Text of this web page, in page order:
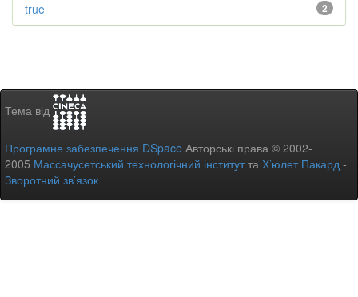
2
true
Тема від
Програмне забезпечення DSpace Авторські права © 2002-
2005 Массачусетський технологічний інститутта Х’юлет Пакард -
Зворотний зв’язок